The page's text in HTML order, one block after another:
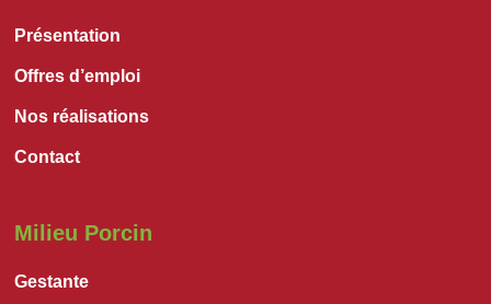
Présentation
Offres d’emploi
Nos réalisations
Contact
Milieu Porcin
Gestante